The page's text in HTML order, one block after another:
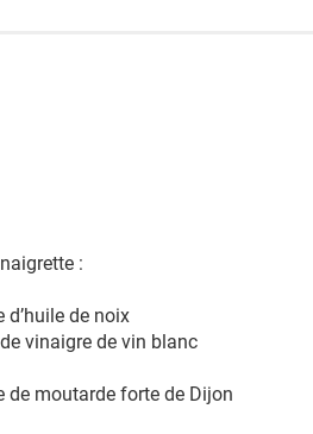
:
d’huile de noix
vinaigre de vin blanc
de moutarde forte de Dijon